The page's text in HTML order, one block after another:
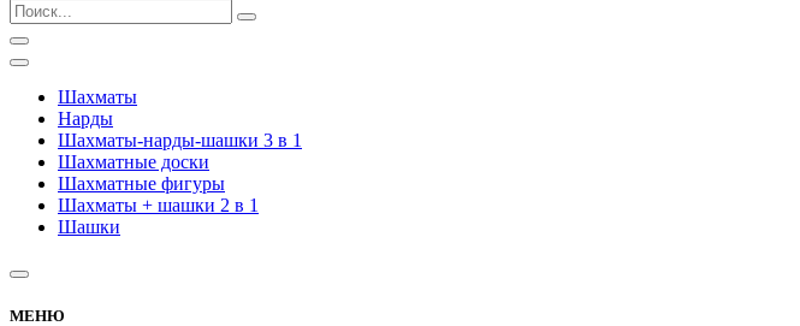
Шахматы
Нарды
Шахматы-нарды-шашки 3 в 1
Шахматные доски
Шахматные фигуры
Шахматы + шашки 2 в 1
Шашки
МЕНЮ